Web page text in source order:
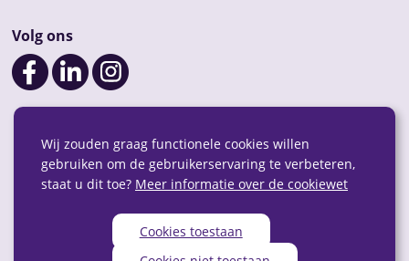
Wij zouden graag functionele cookies willen
gebruiken om de gebruikerservaring te verbeteren,
staat u dit toe? Meer informatie over de cookiewet
Cookies toestaan
Volg ons